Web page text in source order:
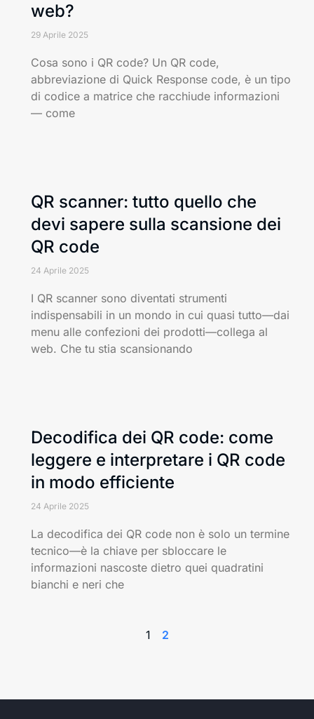
web?
29 Aprile 2025
Cosa sono i QR code? Un QR code,
abbreviazione di Quick Response code, è un tipo
di codice a matrice che racchiude informazioni
— come
QR scanner: tutto quello che
devi sapere sulla scansione dei
QR code
24 Aprile 2025
I QR scanner sono diventati strumenti
indispensabili in un mondo in cui quasi tutto—dai
menu alle confezioni dei prodotti—collega al
web. Che tu stia scansionando
Decodifica dei QR code: come
leggere e interpretare i QR code
in modo efficiente
24 Aprile 2025
La decodifica dei QR code non è solo un termine
tecnico—è la chiave per sbloccare le
informazioni nascoste dietro quei quadratini
bianchi e neri che
1 2